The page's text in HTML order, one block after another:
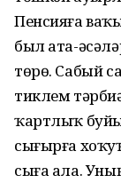
Пенсияға
был ата-
төрө. Сабый
тиклем
ҡартлыҡ
сығырға
сыға ала.